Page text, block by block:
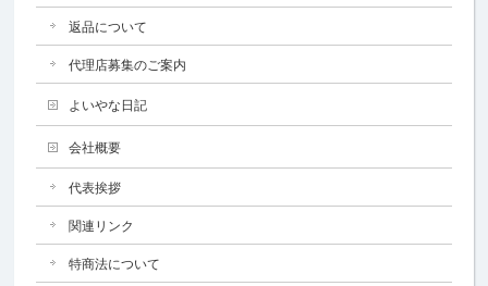
返品について
代理店募集のご案内
よいやな日記
会社概要
代表挨拶
関連リンク
特商法について